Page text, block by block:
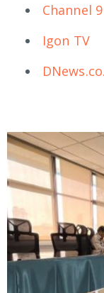
Channel 9
Igon TV